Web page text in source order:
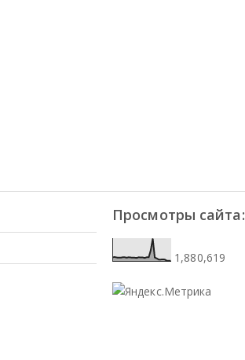
Просмотры сайта:
1,880,619